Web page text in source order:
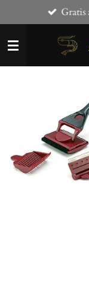
direct
naar
Gratis